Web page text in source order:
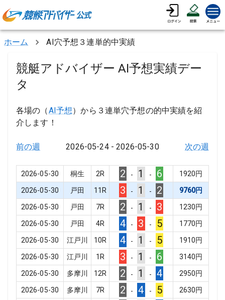
ホーム AI穴予想３連単的中実績
競艇アドバイザー AI予想実績デー
タ
各場の（AI予想）から３連単穴予想の的中実績を紹
介します！
前の週 2026-05-24-2026-05-30 次の週
2026-05-30 桐生 2R 2 - 1 - 6 1920円
2026-05-30 戸田 11 R 3 - 1 - 2 9760円
2026-05-30 戸田 7R 2 - 1 - 3 1230円
2026-05-30 戸田 4R 4 - 3 - 5 1770円
2026-05-30 江戸川 10R 4 - 1 - 5 1910円
2026-05-30 江戸川 1 R 3 - 1 - 6 3140円
2026-05-30 多摩川 12R 2 - 1 - 4 2950円
2026-05-30 多摩川 7R 2 - 4 - 5 2630円